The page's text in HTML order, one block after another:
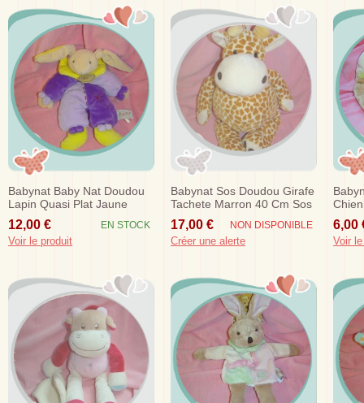
Babynat Baby Nat Doudou
Lapin Quasi Plat Jaune
Violet
12,00 € EN STOCK
Voir le produit
Babynat Sos Doudou Girafe
Tachete Marron 40 Cm Sos
17,00 € NON DISPONIBLE
Créer une alerte
Ecru
6,00
Voir